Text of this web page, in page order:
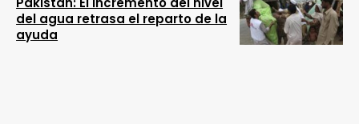
del agua retrasa el reparto de la
ayuda